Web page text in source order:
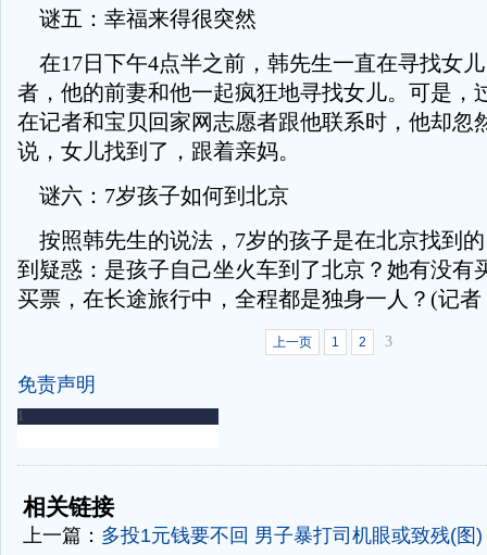
谜五：幸福来得很突然
在17日下午4点半之前，韩先生一直在寻找女
者，他的前妻和他一起疯狂地寻找女儿。可是，
在记者和宝贝回家网志愿者跟他联系时，他却忽
说，女儿找到了，跟着亲妈。
谜六：7岁孩子如何到北京
按照韩先生的说法，7岁的孩子是在北京找到
到疑惑：是孩子自己坐火车到了北京？她有没有
买票，在长途旅行中，全程都是独身一人？(记者
上一页 1 2 3
免责声明
-
相关链接
上一篇： 多投1元钱要不回 男子暴打司机眼或致残(图)